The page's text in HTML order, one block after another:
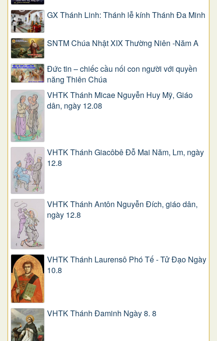
GX Thánh Linh: Thánh lễ kính Thánh Đa Minh
SNTM Chúa Nhật XIX Thường Niên -Năm A
Đức tin – chiếc cầu nối con người với quyền
năng Thiên Chúa
VHTK Thánh Micae Nguyễn Huy Mỹ, Giáo
dân, ngày 12.08
VHTK Thánh Giacôbê Ðỗ Mai Năm, Lm, ngày
12.8
VHTK Thánh Antôn Nguyễn Ðích, giáo dân,
ngày 12.8
VHTK Thánh Laurensô Phó Tế - Tử Đạo Ngày
10.8
VHTK Thánh Đaminh Ngày 8. 8